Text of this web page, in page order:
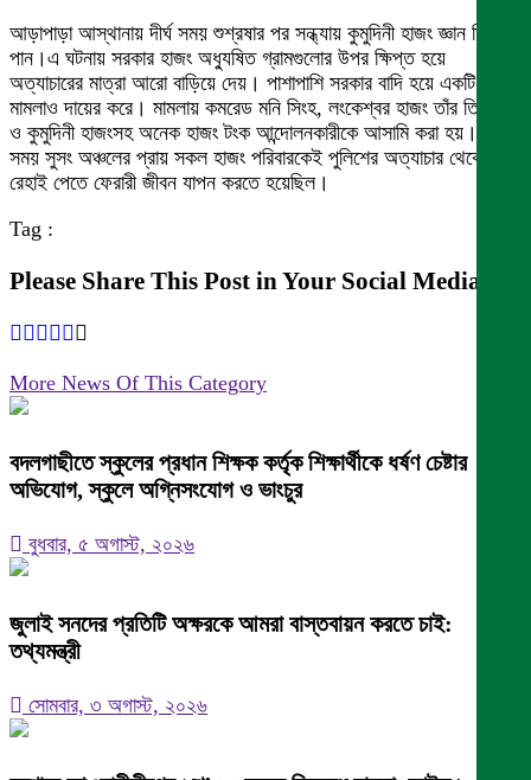
আড়াপাড়া আস্থানায় দীর্ঘ সময় শুশ্রষার পর সন্ধ্যায় কুমুদিনী হাজং জ্ঞান ফিরে
পান।এ ঘটনায় সরকার হাজং অধ্যুষিত গ্রামগুলোর উপর ক্ষিপ্ত হয়ে
অত্যাচারের মাত্রা আরো বাড়িয়ে দেয়। পাশাপাশি সরকার বাদি হয়ে একটি হত্যা
মামলাও দায়ের করে। মামলায় কমরেড মনি সিংহ, লংকেশ্বর হাজং তাঁর তিন ভাই
ও কুমুদিনী হাজংসহ অনেক হাজং টংক আন্দোলনকারীকে আসামি করা হয়।সে
সময় সুসং অঞ্চলের প্রায় সকল হাজং পরিবারকেই পুলিশের অত্যাচার থেকে
রেহাই পেতে ফেরারী জীবন যাপন করতে হয়েছিল।
Tag :
Please Share This Post in Your Social Media
More News Of This Category
বদলগাছীতে স্কুলের প্রধান শিক্ষক কর্তৃক শিক্ষার্থীকে ধর্ষণ চেষ্টার
অভিযোগ, স্কুলে অগ্নিসংযোগ ও ভাংচুর
বুধবার, ৫ অগাস্ট, ২০২৬
জুলাই সনদের প্রতিটি অক্ষরকে আমরা বাস্তবায়ন করতে চাই:
তথ্যমন্ত্রী
সোমবার, ৩ অগাস্ট, ২০২৬